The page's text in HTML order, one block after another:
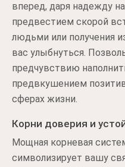
вперед, даря надежду
предвестием скорой
людьми или получения
вас улыбнуться.
предчувствию
предвкушением
сферах жизни.
Корни доверия и
Мощная корневая
символизирует вашу